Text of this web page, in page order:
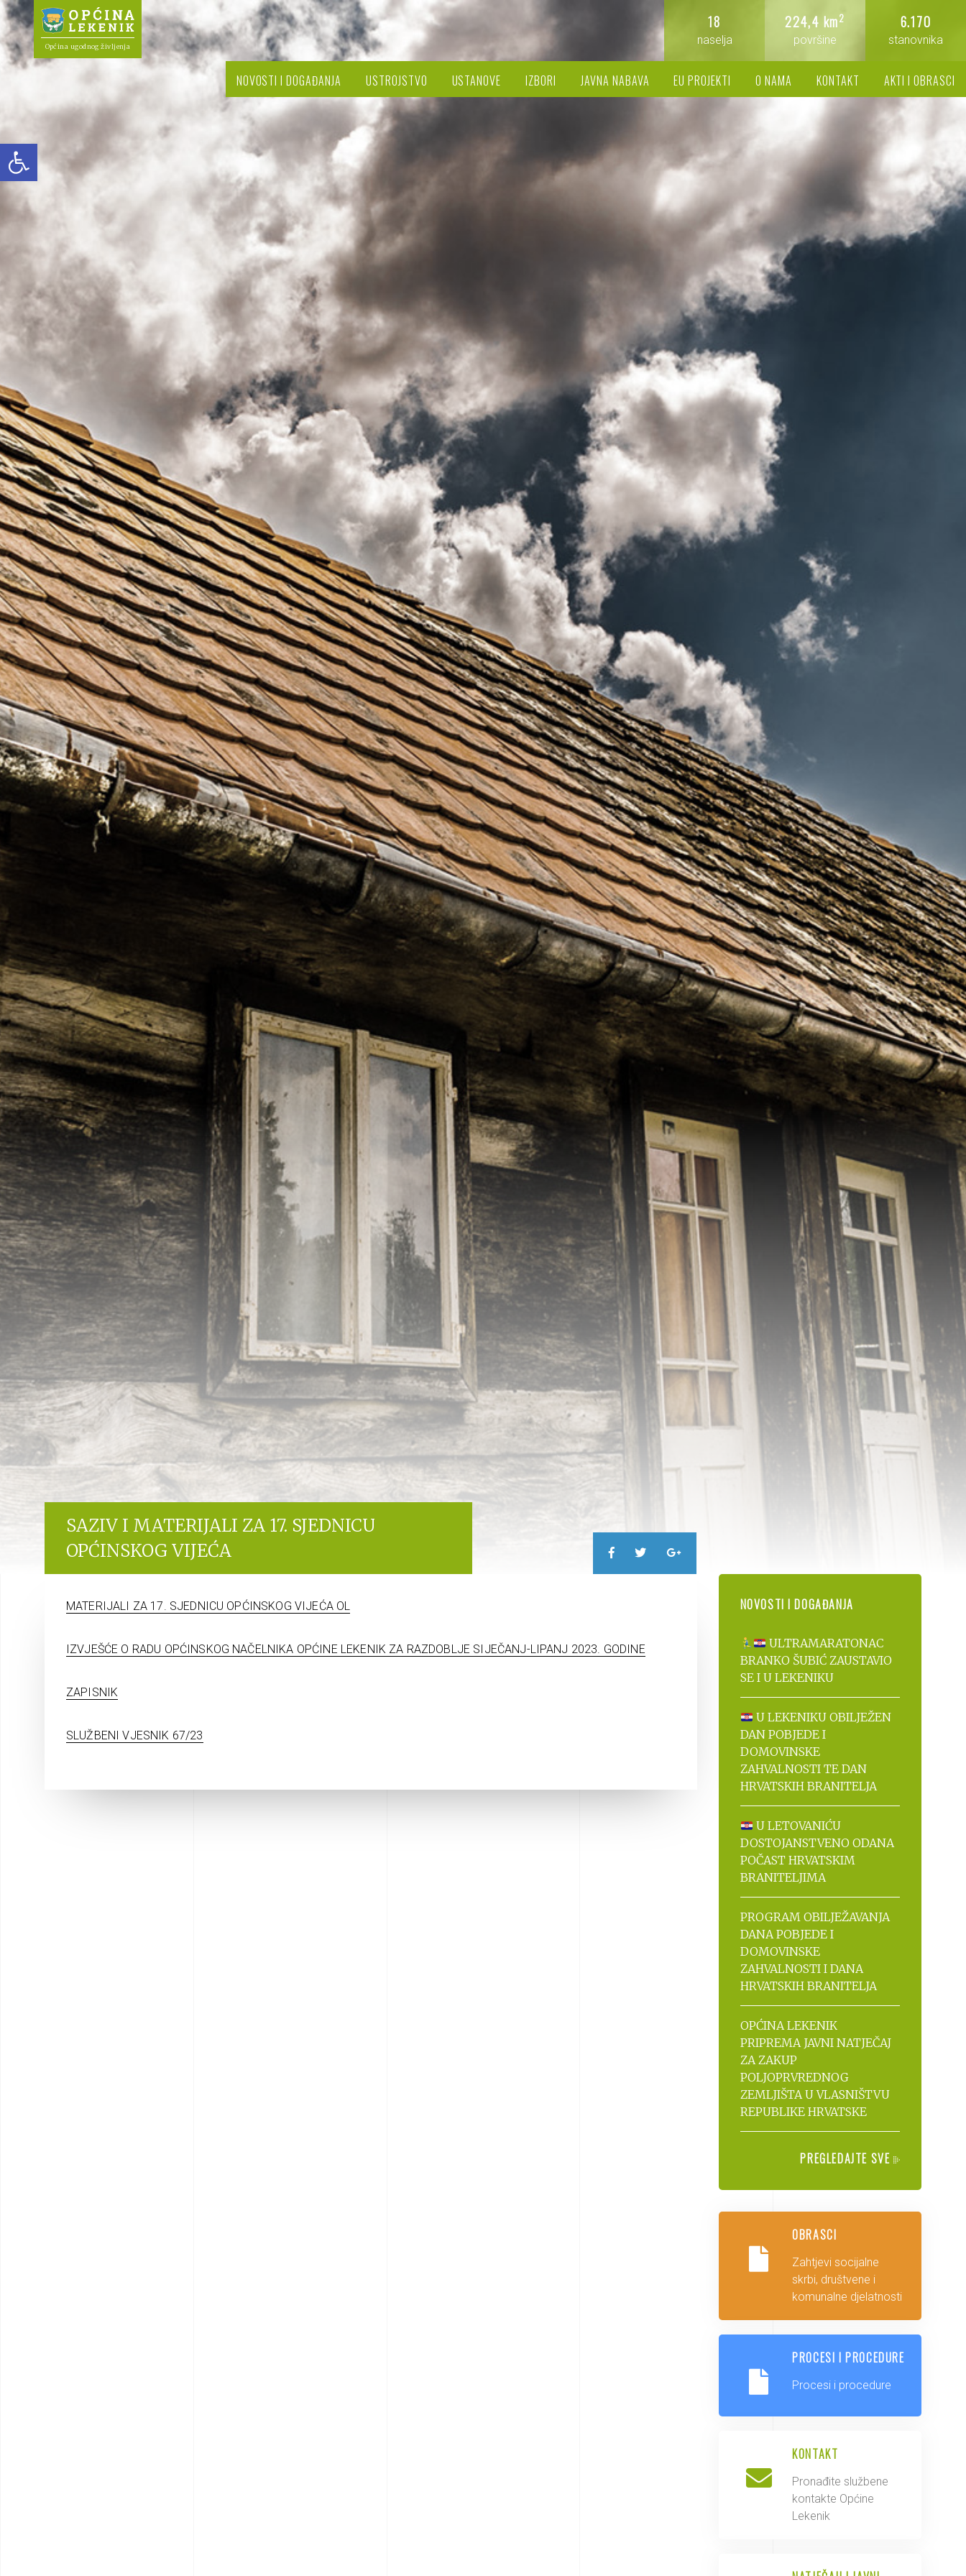
Open toolbar
Općina ugodnog življenja
6.170
stanovnika
224,4 km2
površine
18
naselja
NOVOSTI I DOGAĐANJA USTROJSTVO USTANOVE IZBORI JAVNA NABAVA EU PROJEKTI O NAMA KONTAKT AKTI I OBRASCI
SAZIV I MATERIJALI ZA 17. SJEDNICU
OPĆINSKOG VIJEĆA
MATERIJALI ZA 17. SJEDNICU OPĆINSKOG VIJEĆA OL
IZVJEŠĆE O RADU OPĆINSKOG NAČELNIKA OPĆINE LEKENIK ZA RAZDOBLJE SIJEČANJ-LIPANJ 2023. GODINE
ZAPISNIK
SLUŽBENI VJESNIK 67/23
NOVOSTI I DOGAĐANJA
ULTRAMARATONAC
BRANKO ŠUBIĆ ZAUSTAVIO
SE I U LEKENIKU
U LEKENIKU OBILJEŽEN
DAN POBJEDE I
DOMOVINSKE
ZAHVALNOSTI TE DAN
HRVATSKIH BRANITELJA
U LETOVANIĆU
DOSTOJANSTVENO ODANA
POČAST HRVATSKIM
BRANITELJIMA
PROGRAM OBILJEŽAVANJA
DANA POBJEDE I
DOMOVINSKE
ZAHVALNOSTI I DANA
HRVATSKIH BRANITELJA
OPĆINA LEKENIK
PRIPREMA JAVNI NATJEČAJ
ZA ZAKUP
POLJOPRVREDNOG
ZEMLJIŠTA U VLASNIŠTVU
REPUBLIKE HRVATSKE
PREGLEDAJTE SVE
OBRASCI
Zahtjevi socijalne
skrbi, društvene i
komunalne djelatnosti
PROCESI I PROCEDURE
Procesi i procedure
KONTAKT
Pronađite službene
kontakte Općine
Lekenik